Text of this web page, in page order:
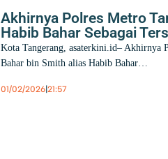
Akhirnya Polres Metro
Habib Bahar Sebagai
Kota Tangerang, asaterkini.id– Akhirnya
Bahar bin Smith alias Habib Bahar…
01/02/2026 |21:57